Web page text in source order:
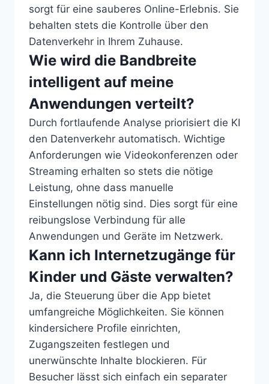
sorgt für eine sauberes Online-Erlebnis. Sie
behalten stets die Kontrolle über den
Datenverkehr in Ihrem Zuhause.
Wie wird die Bandbreite
intelligent auf meine
Anwendungen verteilt?
Durch fortlaufende Analyse priorisiert die KI
den Datenverkehr automatisch. Wichtige
Anforderungen wie Videokonferenzen oder
Streaming erhalten so stets die nötige
Leistung, ohne dass manuelle
Einstellungen nötig sind. Dies sorgt für eine
reibungslose Verbindung für alle
Anwendungen und Geräte im Netzwerk.
Kann ich Internetzugänge für
Kinder und Gäste verwalten?
Ja, die Steuerung über die App bietet
umfangreiche Möglichkeiten. Sie können
kindersichere Profile einrichten,
Zugangszeiten festlegen und
unerwünschte Inhalte blockieren. Für
Besucher lässt sich einfach ein separater